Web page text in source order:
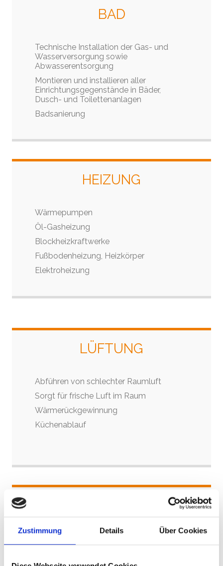
Zustimmung Details Über Cookies
BAD
Technische Installation der Gas- und
Wasserversorgung sowie
Abwasserentsorgung
Montieren und installieren aller
Einrichtungsgegenstände in Bäder,
Dusch- und Toilettenanlagen
Badsanierung
HEIZUNG
Wärmepumpen
Öl-Gasheizung
Blockheizkraftwerke
Fußbodenheizung, Heizkörper
Elektroheizung
LÜFTUNG
Abführen von schlechter Raumluft
Sorgt für frische Luft im Raum
Wärmerückgewinnung
Küchenablauf
DRUCKLUFTTECHNIK
Kompressoren